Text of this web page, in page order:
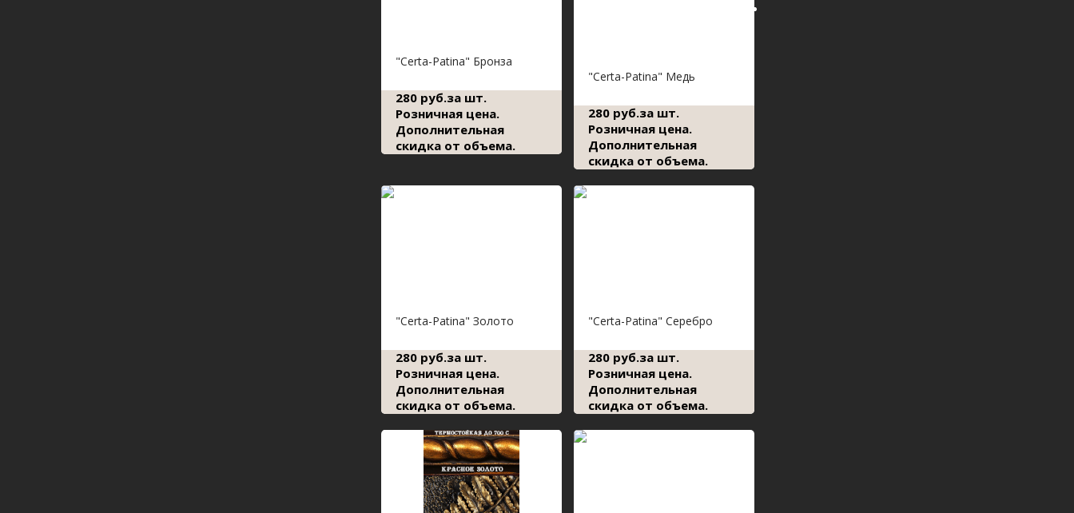
"Сerta-Patina" Бронза
280 руб.за шт.
Розничная цена.
Дополнительная
скидка от объема.
"Сerta-Patina" Медь
280 руб.за шт.
Розничная цена.
Дополнительная
скидка от объема.
"Сerta-Patina" Золото
280 руб.за шт.
Розничная цена.
Дополнительная
скидка от объема.
"Сerta-Patina" Серебро
280 руб.за шт.
Розничная цена.
Дополнительная
скидка от объема.